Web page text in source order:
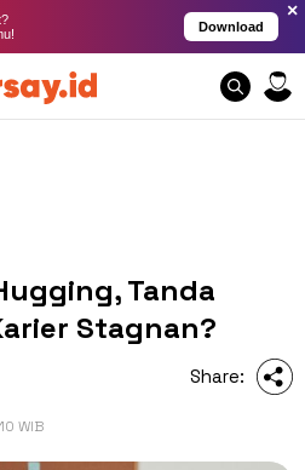
Download
×
Tanda
Stagnan?
WIB
Share: